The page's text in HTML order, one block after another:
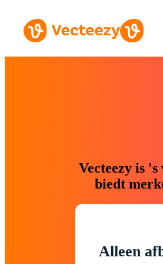
Vecteezy is
biedt
Alleen